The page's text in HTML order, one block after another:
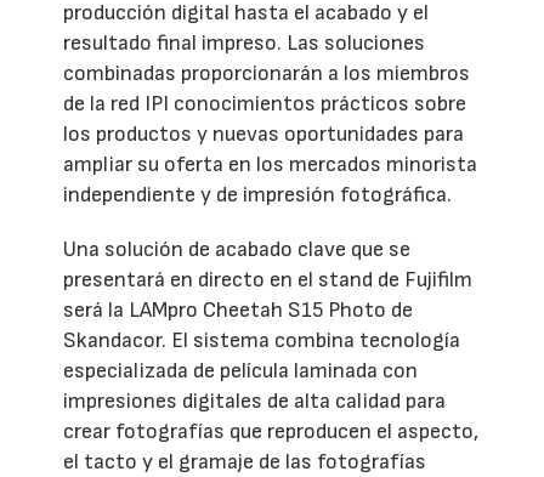
producción digital hasta el acabado y el
resultado final impreso. Las soluciones
combinadas proporcionarán a los miembros
de la red IPI conocimientos prácticos sobre
los productos y nuevas oportunidades para
ampliar su oferta en los mercados minorista
independiente y de impresión fotográfica.
Una solución de acabado clave que se
presentará en directo en el stand de Fujifilm
será la LAMpro Cheetah S15 Photo de
Skandacor. El sistema combina tecnología
especializada de película laminada con
impresiones digitales de alta calidad para
crear fotografías que reproducen el aspecto,
el tacto y el gramaje de las fotografías